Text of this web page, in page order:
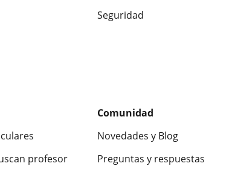
Seguridad
profesor
Comunidad
Novedades y Blog
Preguntas y respuestas